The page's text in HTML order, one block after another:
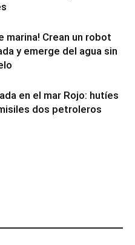
marina! Crean un robot
y emerge del agua sin
en el mar Rojo: hutíes
dos petroleros